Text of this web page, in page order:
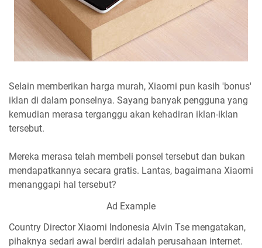
Selain memberikan harga murah, Xiaomi pun kasih 'bonus'
iklan di dalam ponselnya. Sayang banyak pengguna yang
kemudian merasa terganggu akan kehadiran iklan-iklan
tersebut.
Mereka merasa telah membeli ponsel tersebut dan bukan
mendapatkannya secara gratis. Lantas, bagaimana Xiaomi
menanggapi hal tersebut?
Ad Example
Country Director Xiaomi Indonesia Alvin Tse mengatakan,
pihaknya sedari awal berdiri adalah perusahaan internet.